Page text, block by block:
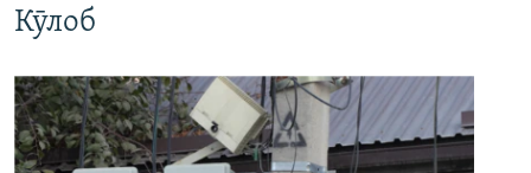
Кӯлоб